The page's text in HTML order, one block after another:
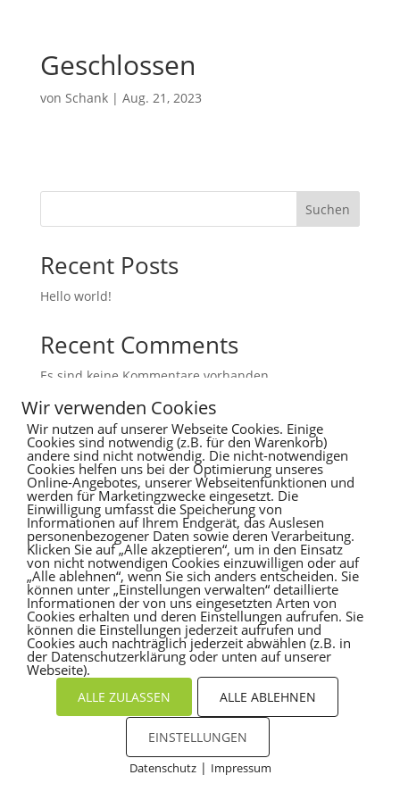
Geschlossen
von Schank| Aug. 21, 2023
Suchen
Recent Posts
Hello world!
Recent Comments
Es sind keine Kommentare vorhanden.
Wir verwenden Cookies
Wir nutzen auf unserer Webseite Cookies. Einige
Cookies sind notwendig (z.B. für den Warenkorb)
andere sind nicht notwendig. Die nicht-notwendigen
Cookies helfen uns bei der Optimierung unseres
Online-Angebotes, unserer Webseitenfunktionen und
werden für Marketingzwecke eingesetzt. Die
Einwilligung umfasst die Speicherung von
Informationen auf Ihrem Endgerät, das Auslesen
personenbezogener Daten sowie deren Verarbeitung.
Klicken Sie auf „Alle akzeptieren“, um in den Einsatz
von nicht notwendigen Cookies einzuwilligen oder auf
„Alle ablehnen“, wenn Sie sich anders entscheiden. Sie
können unter „Einstellungen verwalten“ detaillierte
Informationen der von uns eingesetzten Arten von
Cookies erhalten und deren Einstellungen aufrufen. Sie
können die Einstellungen jederzeit aufrufen und
Cookies auch nachträglich jederzeit abwählen (z.B. in
der Datenschutzerklärung oder unten auf unserer
Webseite).
ALLE ZULASSEN ALLE ABLEHNEN
EINSTELLUNGEN
Datenschutz| Impressum